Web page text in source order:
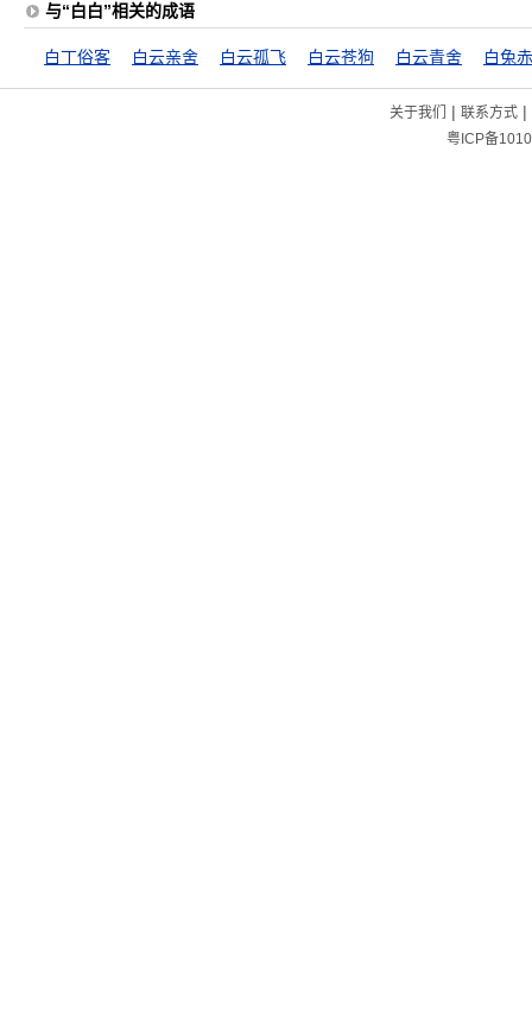
与“白白”相关的成语
白丁俗客 白云亲舍 白云孤飞 白云苍狗 白云青舍 白兔
关于我们 | 联系方式|
粤ICP备